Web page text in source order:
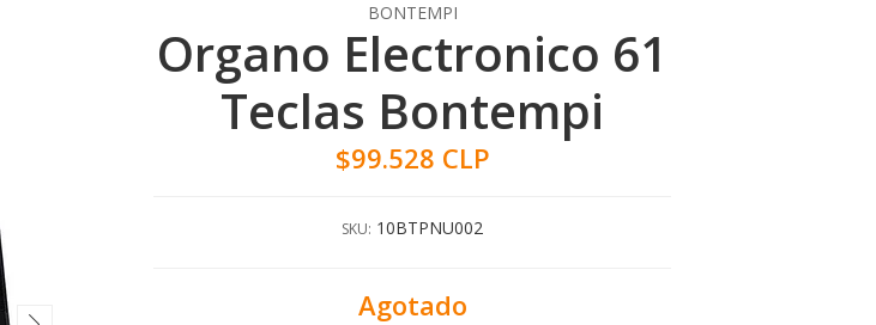
BONTEMPI
Organo Electronico 61
Teclas Bontempi
$99.528 CLP
SKU: 10BTPNU002
Agotado